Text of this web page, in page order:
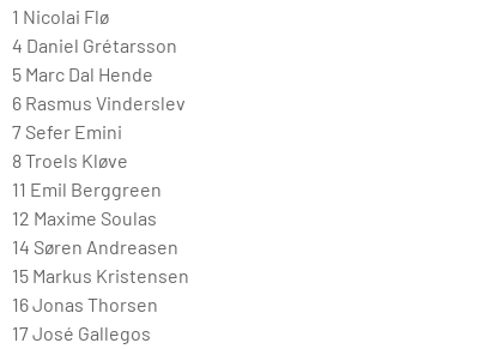
1 Nicolai Flø
4 Daniel Grétarsson
5 Marc Dal Hende
6 Rasmus Vinderslev
7 Sefer Emini
8 Troels Kløve
11 Emil Berggreen
12 Maxime Soulas
14 Søren Andreasen
15 Markus Kristensen
16 Jonas Thorsen
17 José Gallegos